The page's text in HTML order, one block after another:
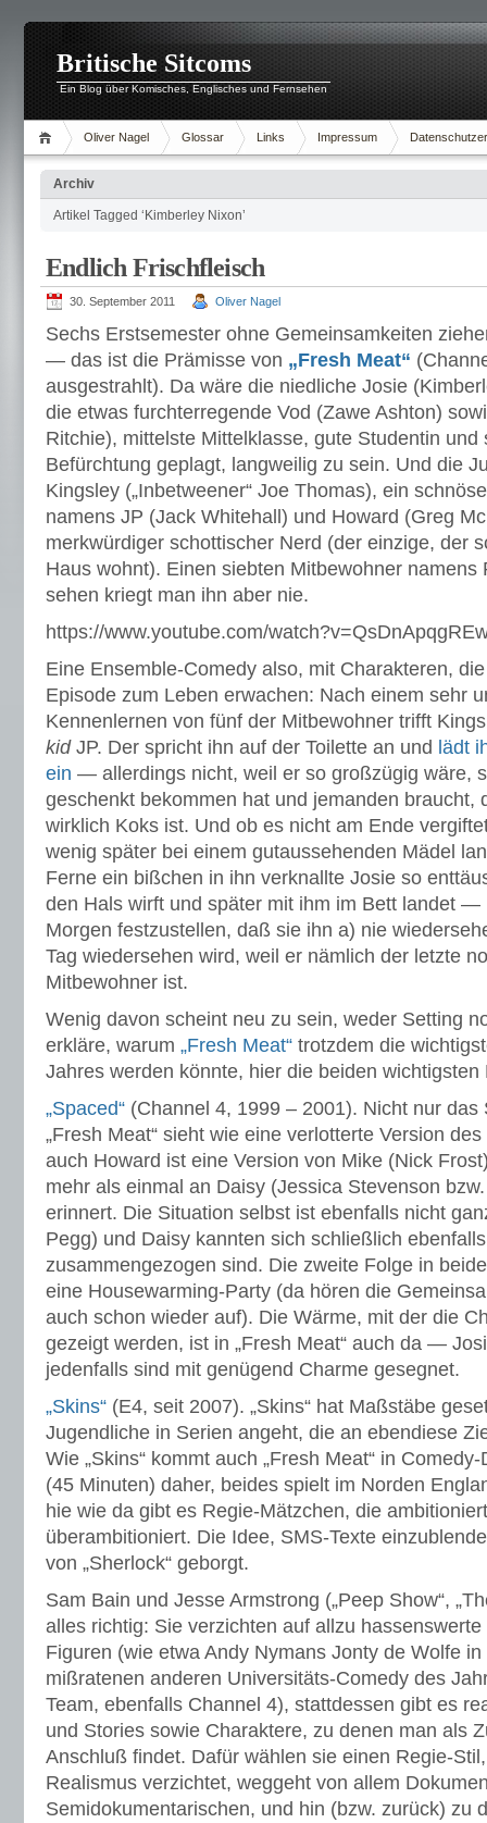
Britische Sitcoms
Ein Blog über Komisches, Englisches und Fernsehen
Oliver Nagel Glossar Links Impressum
Archiv
Artikel Tagged ‘Kimberley Nixon’
Endlich Frischfleisch
30. September 2011 Oliver Nagel
Sechs Erstsemester ohne Gemeinsamkeiten
— das ist die Prämisse von „Fresh Meat“
ausgestrahlt). Da wäre die niedliche Josie
die etwas furchterregende Vod (Zawe Ashton)
Ritchie), mittelste Mittelklasse, gute Studentin und
Befürchtung geplagt, langweilig zu sein. Und die
Kingsley („Inbetweener“ Joe Thomas), ein
namens JP (Jack Whitehall) und Howard (Greg
merkwürdiger schottischer Nerd (der einzige, der
Haus wohnt). Einen siebten Mitbewohner
sehen kriegt man ihn aber nie.
https://www.youtube.com/
Eine Ensemble-Comedy also, mit Charakteren,
Episode zum Leben erwachen: Nach einem sehr
Kennenlernen von fünf der Mitbewohner trifft
kidJP. Der spricht ihn auf der Toilette an und lädt
ein — allerdings nicht, weil er so großzügig wäre,
geschenkt bekommen hat und jemanden braucht,
wirklich Koks ist. Und ob es nicht am Ende
wenig später bei einem gutaussehenden Mädel
Ferne ein bißchen in ihn verknallte Josie so
den Hals wirft und später mit ihm im Bett landet —
Morgen festzustellen, daß sie ihn a) nie
Tag wiedersehen wird, weil er nämlich der letzte
Mitbewohner ist.
Wenig davon scheint neu zu sein, weder Setting
erkläre, warum „Fresh Meat“ trotzdem die
Jahres werden könnte, hier die beiden wichtigsten
„Spaced“ (Channel 4, 1999 – 2001). Nicht nur das
„Fresh Meat“ sieht wie eine verlotterte Version
auch Howard ist eine Version von Mike (Nick
mehr als einmal an Daisy (Jessica Stevenson
erinnert. Die Situation selbst ist ebenfalls nicht
Pegg) und Daisy kannten sich schließlich
zusammengezogen sind. Die zweite Folge in
eine Housewarming-Party (da hören die
auch schon wieder auf). Die Wärme, mit der die
gezeigt werden, ist in „Fresh Meat“ auch da —
jedenfalls sind mit genügend Charme gesegnet.
„Skins“ (E4, seit 2007). „Skins“ hat Maßstäbe
Jugendliche in Serien angeht, die an ebendiese
Wie „Skins“ kommt auch „Fresh Meat“ in
(45 Minuten) daher, beides spielt im Norden
hie wie da gibt es Regie-Mätzchen, die
überambitioniert. Die Idee, SMS-Texte
von „Sherlock“ geborgt.
Sam Bain und Jesse Armstrong („Peep Show“,
alles richtig: Sie verzichten auf allzu
Figuren (wie etwa Andy Nymans Jonty de Wolfe in
mißratenen anderen Universitäts-Comedy des
Team, ebenfalls Channel 4), stattdessen gibt es
und Stories sowie Charaktere, zu denen man als
Anschluß findet. Dafür wählen sie einen Regie-
Realismus verzichtet, weggeht von allem
Semidokumentarischen, und hin (bzw. zurück) zu